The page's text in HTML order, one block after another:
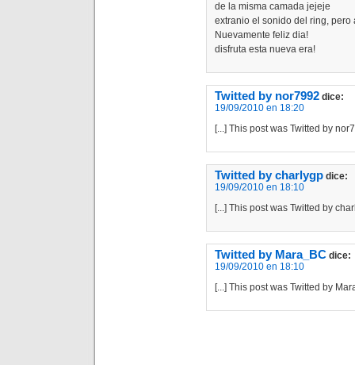
de la misma camada jejeje
extranio el sonido del ring,
Nuevamente feliz dia!
disfruta esta nueva era!
Twitted by nor7992 dice:
19/09/2010 en 18:20
[...] This post was Twitted by
Twitted by charlygp dice:
19/09/2010 en 18:10
[...] This post was Twitted by
Twitted by Mara_BC dice:
19/09/2010 en 18:10
[...] This post was Twitted by